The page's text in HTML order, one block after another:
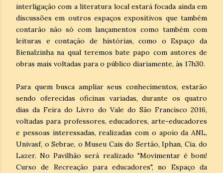
interligação com a literatura local estará focada ainda em
discussões em outros espaços expositivos que também
contarão não só com lançamentos como também com
leituras e contação de histórias, como o Espaço da
Bienalzinha na qual teremos bate papo com autores de
obras mais voltadas para o público diariamente, às 17h30.
Para quem busca ampliar seus conhecimentos, estarão
sendo oferecidas oficinas variadas, durante os quatro
dias da Feira do Livro do Vale do São Francisco 2016,
voltadas para professores, educadores, arte-educadores
e pessoas interessadas, realizadas com o apoio da ANL,
Univasf, o Sebrae, o Museu Cais do Sertão, Iphan, Cia. do
Lazer. No Pavilhão será realizado "Movimentar é bom!
Curso de Recreação para educadores", no Espaço da